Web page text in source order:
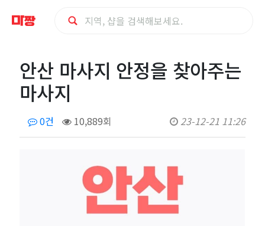
산
사
안산 마사지 안정을 찾아주는
마사지
0건 10,889회 23-12-21 11:26